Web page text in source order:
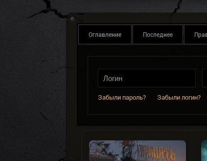
Оглавление Последнее
Забыли пароль? Забыли логин?